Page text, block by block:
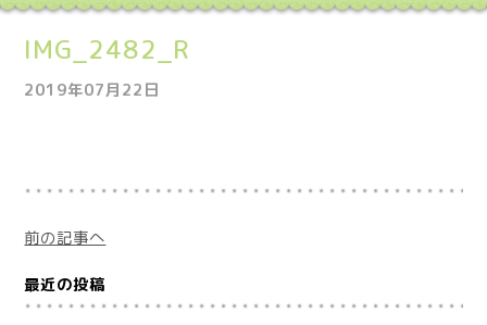
IMG_2482_R
2019年07月22日
前の記事へ
最近の投稿